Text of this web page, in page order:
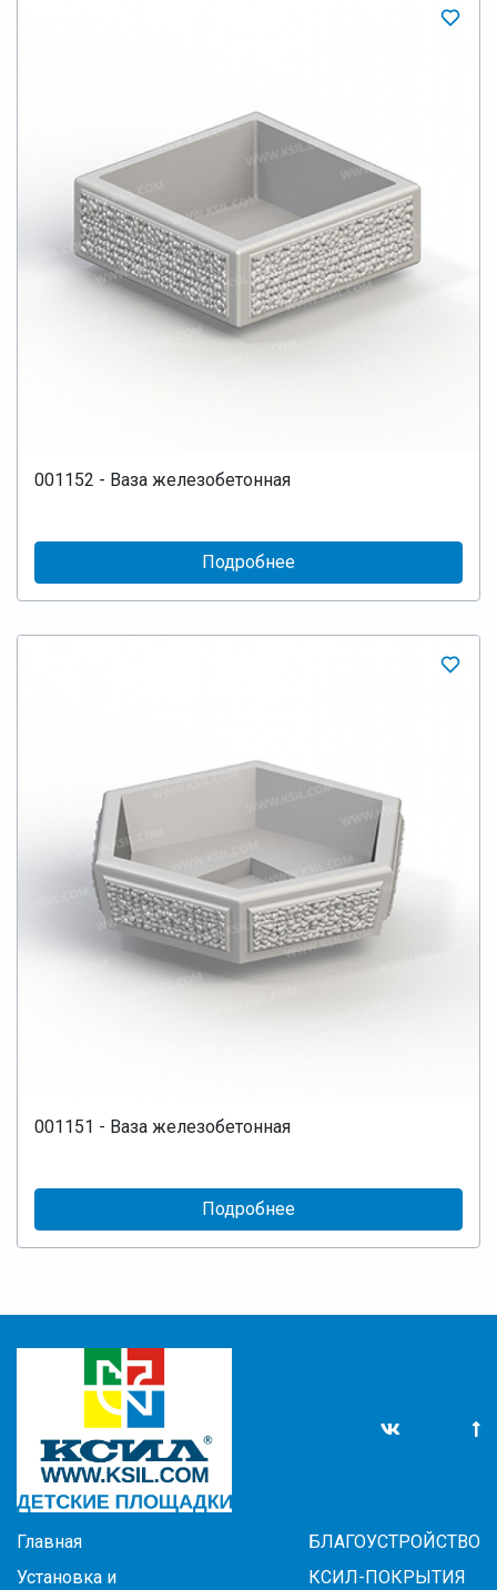
001152 - Ваза железобетонная
Подробнее
001151 - Ваза железобетонная
Подробнее
Главная
Установка и
БЛАГОУСТРОЙСТВО
КСИЛ-ПОКРЫТИЯ